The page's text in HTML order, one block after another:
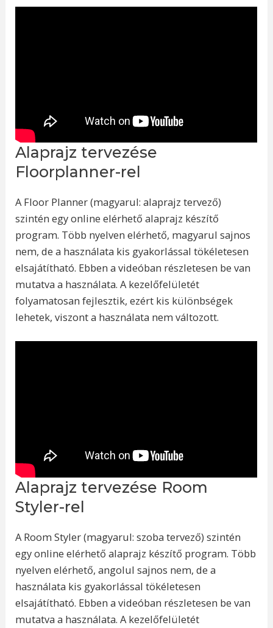
Alaprajz tervezése
Floorplanner-rel
A Floor Planner (magyarul: alaprajz tervező)
szintén egy online elérhető alaprajz készítő
program. Több nyelven elérhető, magyarul sajnos
nem, de a használata kis gyakorlással tökéletesen
elsajátítható. Ebben a videóban részletesen be van
mutatva a használata. A kezelőfelületét
folyamatosan fejlesztik, ezért kis különbségek
lehetek, viszont a használata nem változott.
Alaprajz tervezése Room
Styler-rel
A Room Styler (magyarul: szoba tervező) szintén
egy online elérhető alaprajz készítő program. Több
nyelven elérhető, angolul sajnos nem, de a
használata kis gyakorlással tökéletesen
elsajátítható. Ebben a videóban részletesen be van
mutatva a használata. A kezelőfelületét